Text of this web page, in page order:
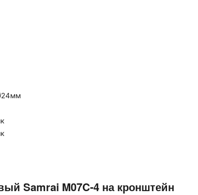
Samrai M07C-4 на кронштейн